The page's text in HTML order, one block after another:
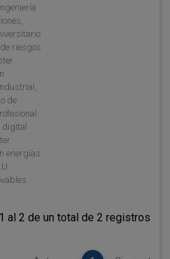
riesgos
de
digital
energías
al 2 de un total de 2 registros